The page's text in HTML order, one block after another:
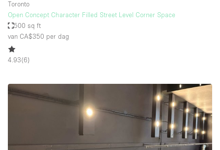
Toronto
Open Concept Character Filled Street Level Corner Space
500 sq ft
van CA$350 per dag
4.93(6)